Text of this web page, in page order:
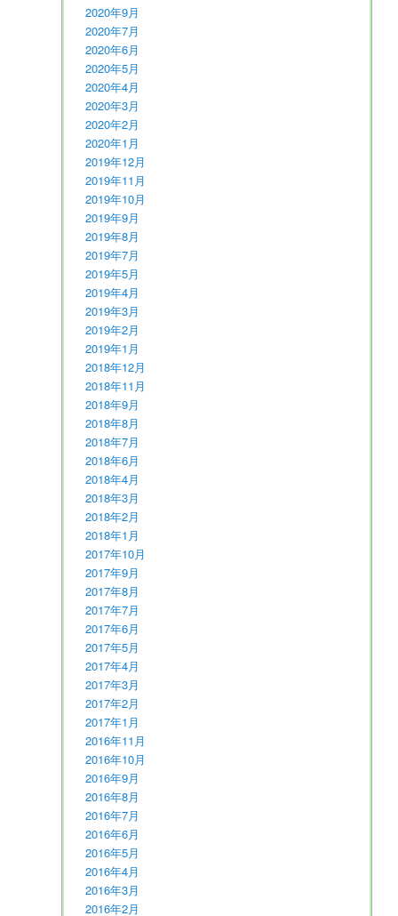
2020年9月
2020年7月
2020年6月
2020年5月
2020年4月
2020年3月
2020年2月
2020年1月
2019年12月
2019年11月
2019年10月
2019年9月
2019年8月
2019年7月
2019年5月
2019年4月
2019年3月
2019年2月
2019年1月
2018年12月
2018年11月
2018年9月
2018年8月
2018年7月
2018年6月
2018年4月
2018年3月
2018年2月
2018年1月
2017年10月
2017年9月
2017年8月
2017年7月
2017年6月
2017年5月
2017年4月
2017年3月
2017年2月
2017年1月
2016年11月
2016年10月
2016年9月
2016年8月
2016年7月
2016年6月
2016年5月
2016年4月
2016年3月
2016年2月